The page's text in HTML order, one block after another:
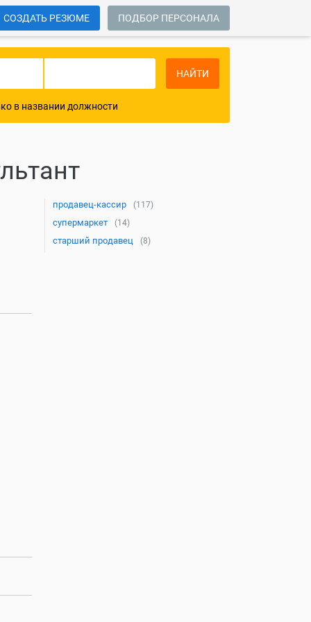
СОЗДАТЬ РЕЗЮМЕ ПОДБОР ПЕРСОНАЛА
НАЙТИ
в названии должности
продавец-кассир (117)
супермаркет (14)
старший продавец (8)